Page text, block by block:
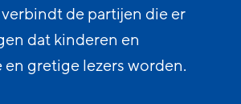
de partijen die er
dat kinderen en
gretige lezers worden.